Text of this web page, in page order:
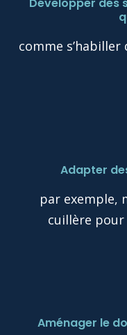
comme s’habiller
Adapter
par exemple,
cuillère
Aménager le